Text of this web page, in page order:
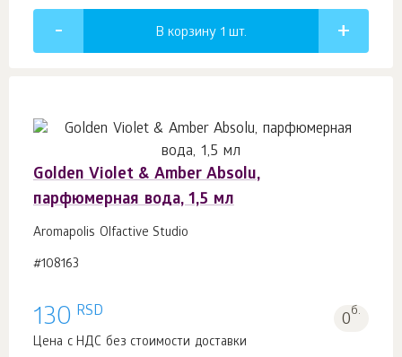
В корзину 1 шт.
Golden Violet & Amber Absolu,
парфюмерная вода, 1,5 мл
Aromapolis Olfactive Studio
#108163
130 RSD 0б.
Цена с НДС без стоимости доставки